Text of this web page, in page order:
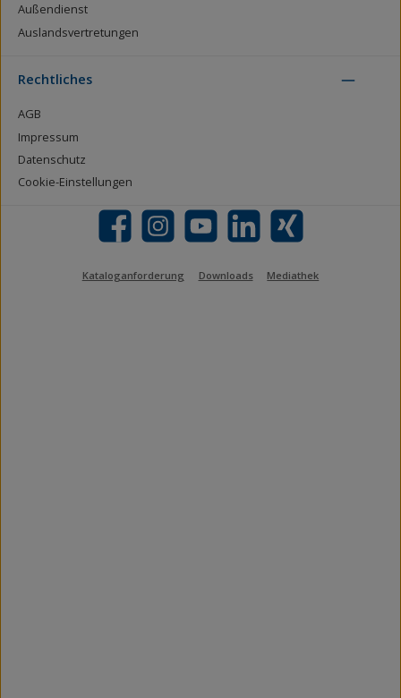
Außendienst
Auslandsvertretungen
Rechtliches
AGB
Impressum
Datenschutz
Cookie-Einstellungen
Facebook Instagram YouTube LinkedIn Xing
Kataloganforderung Downloads Mediathek